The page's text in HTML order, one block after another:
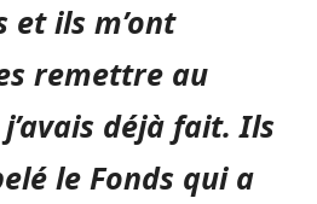
ils m’ont
remettre au
déjà fait. Ils
le Fonds qui a